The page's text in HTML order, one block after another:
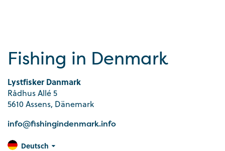
Fishing in Denmark
Lystfisker Danmark
Rådhus Allé 5
5610 Assens, Dänemark
info@fishingindenmark.info
Deutsch